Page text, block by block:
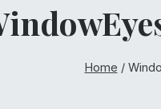
Home /